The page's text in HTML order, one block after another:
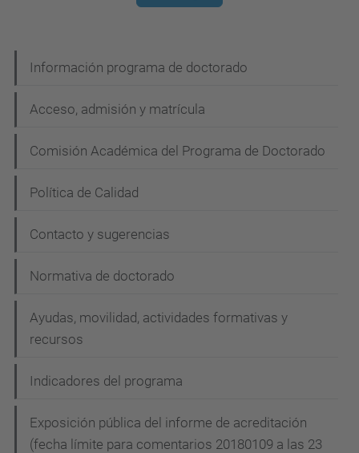
a
v
g
a
i
ó
Información programa de doctorado
Acceso, admisión y matrícula
Comisión Académica del Programa de Doctorado
Política de Calidad
Contacto y sugerencias
Normativa de doctorado
Ayudas, movilidad, actividades formativas y
recursos
Indicadores del programa
Exposición pública del informe de acreditación
(fecha límite para comentarios 20180109 a las 23